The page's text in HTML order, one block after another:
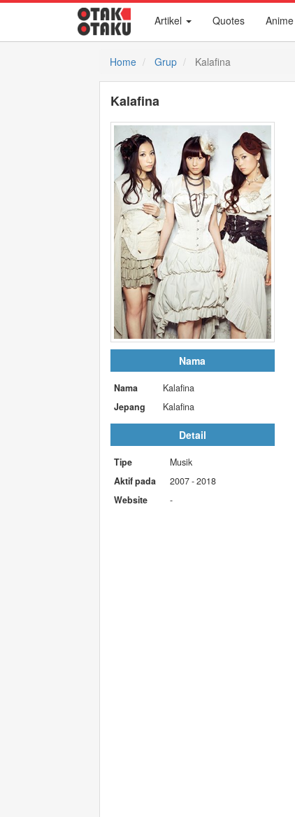
Artikel Quotes Anime
Home Grup Kalafina
Kalafina
Nama
Nama
Kalafina
Jepang
Kalafina
Detail
Tipe
Musik
Aktif pada
2007 - 2018
Website
-